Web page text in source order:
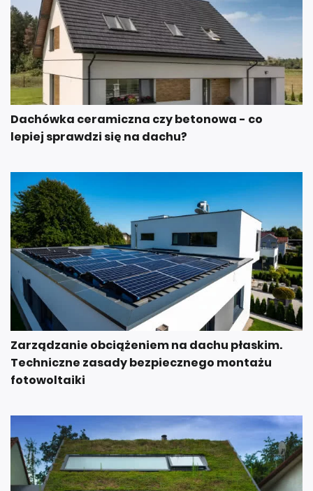
Dachówka ceramiczna czy betonowa - co
lepiej sprawdzi się na dachu?
Zarządzanie obciążeniem na dachu płaskim.
Techniczne zasady bezpiecznego montażu
fotowoltaiki